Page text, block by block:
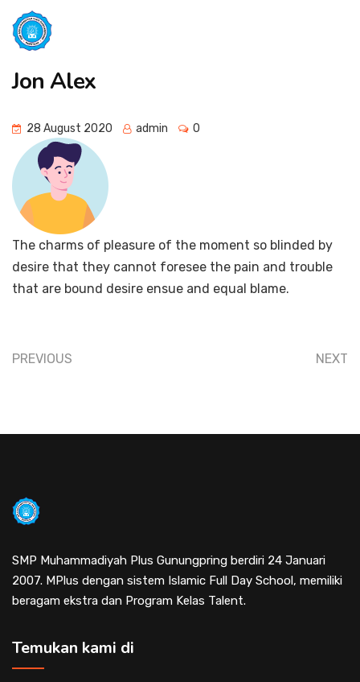
Jon Alex
28 August 2020 admin 0
The charms of pleasure of the moment so blinded by
desire that they cannot foresee the pain and trouble
that are bound desire ensue and equal blame.
PREVIOUS NEXT
SMP Muhammadiyah Plus Gunungpring berdiri 24 Januari
2007. MPlus dengan sistem Islamic Full Day School, memiliki
beragam ekstra dan Program Kelas Talent.
Temukan kami di